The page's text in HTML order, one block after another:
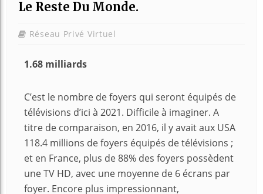
Le Reste Du Monde.
Réseau Privé Virtuel
1.68 milliards
C’est le nombre de foyers qui seront équipés de
télévisions d’ici à 2021. Difficile à imaginer. A
titre de comparaison, en 2016, il y avait aux USA
118.4 millions de foyers équipés de télévisions ;
et en France, plus de 88% des foyers possèdent
une TV HD, avec une moyenne de 6 écrans par
foyer. Encore plus impressionnant,